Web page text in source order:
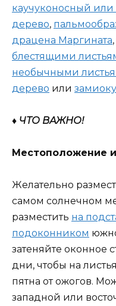
каучуконосный
дерево,
драцена Маргината,
блестящими
необычными
дерево или
♦ ЧТО ВАЖНО!
Местоположение
Желательно
самом солнечном
разместить на
подоконником
затеняйте оконное
дни, чтобы на
пятна от ожогов.
западной или